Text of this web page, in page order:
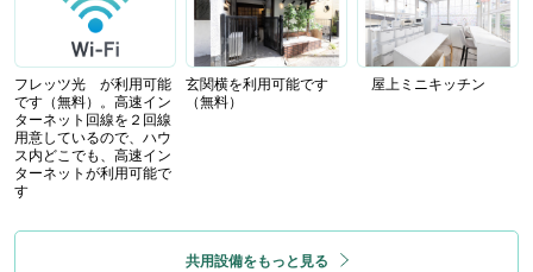
フレッツ光 が利用可能
です（無料）。高速イン
ターネット回線を２回線
用意しているので、ハウ
ス内どこでも、高速イン
ターネットが利用可能で
す
玄関横を利用可能です
（無料）
屋上ミニキッチン
共用設備をもっと見る